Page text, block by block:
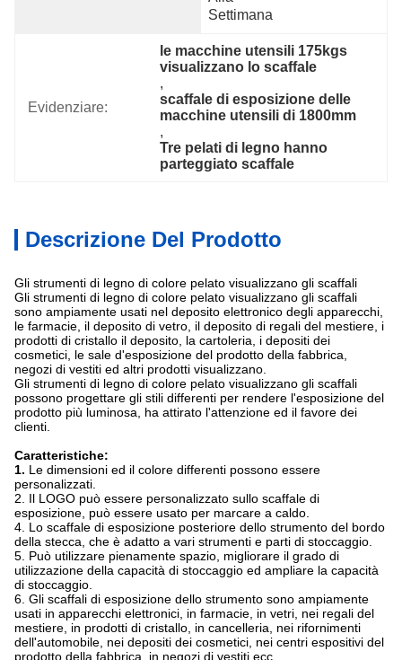
Settimana
Evidenziare:
le macchine utensili 175kgs
visualizzano lo scaffale
,
scaffale di esposizione delle
macchine utensili di 1800mm
,
Tre pelati di legno hanno
parteggiato scaffale
Descrizione Del Prodotto
Gli strumenti di legno di colore pelato visualizzano gli scaffali
Gli strumenti di legno di colore pelato visualizzano gli scaffali
sono ampiamente usati nel deposito elettronico degli apparecchi,
le farmacie, il deposito di vetro, il deposito di regali del mestiere, i
prodotti di cristallo il deposito, la cartoleria, i depositi dei
cosmetici, le sale d'esposizione del prodotto della fabbrica,
negozi di vestiti ed altri prodotti visualizzano.
Gli strumenti di legno di colore pelato visualizzano gli scaffali
possono progettare gli stili differenti per rendere l'esposizione del
prodotto più luminosa, ha attirato l'attenzione ed il favore dei
clienti.
Caratteristiche:
1. Le dimensioni ed il colore differenti possono essere
personalizzati.
2. Il LOGO può essere personalizzato sullo scaffale di
esposizione, può essere usato per marcare a caldo.
4. Lo scaffale di esposizione posteriore dello strumento del bordo
della stecca, che è adatto a vari strumenti e parti di stoccaggio.
5. Può utilizzare pienamente spazio, migliorare il grado di
utilizzazione della capacità di stoccaggio ed ampliare la capacità
di stoccaggio.
6. Gli scaffali di esposizione dello strumento sono ampiamente
usati in apparecchi elettronici, in farmacie, in vetri, nei regali del
mestiere, in prodotti di cristallo, in cancelleria, nei rifornimenti
dell'automobile, nei depositi dei cosmetici, nei centri espositivi del
prodotto della fabbrica, in negozi di vestiti ecc.